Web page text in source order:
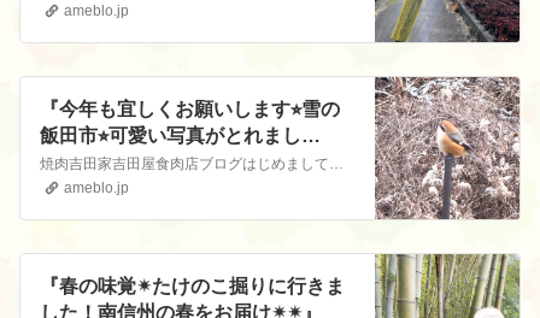
ameblo.jp
『今年も宜しくお願いします⭐︎雪の
飯田市⭐︎可愛い写真がとれまし
た！』
焼肉吉田家吉田屋食肉店ブログはじめまして長野県飯田市(焼肉の街)にある焼肉吉田家&吉田屋食肉店です😊お店の事から本日の賄い飯までブログでお届けしています。★フ…
ameblo.jp
『春の味覚✴︎たけのこ掘りに行きま
した！南信州の春をお届け✴︎✴︎』